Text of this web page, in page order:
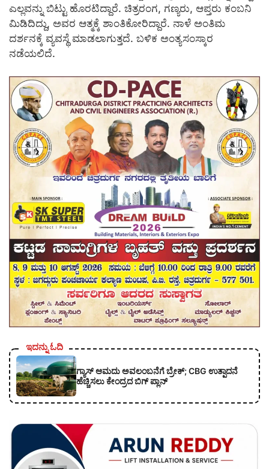
ಎಲ್ಲವನ್ನು ಬಿಟ್ಟು ಹೊರಟಿದ್ದಾರೆ. ಚಿತ್ರರಂಗ, ಗಣ್ಯರು, ಆಪ್ತರು ಕಂಬನಿ
ಮಿಡಿದಿದ್ದು, ಅವರ ಆತ್ಮಕ್ಕೆ ಶಾಂತಿಕೋರಿದ್ದಾರೆ. ನಾಳೆ ಅಂತಿಮ
ದರ್ಶನಕ್ಕೆ ವ್ಯವಸ್ಥೆ ಮಾಡಲಾಗುತ್ತದೆ. ಬಳಿಕ ಅಂತ್ಯಸಂಸ್ಕಾರ
ನಡೆಯಲಿದೆ.
ಇದನ್ನು ಓದಿ
ಗ್ಯಾಸ್ ಆಮದು ಅವಲಂಬನೆಗೆ ಬ್ರೇಕ್; CBG ಉತ್ಪಾದನೆ
ಹೆಚ್ಚಿಸಲು ಕೇಂದ್ರದ ಬಿಗ್ ಪ್ಲಾನ್